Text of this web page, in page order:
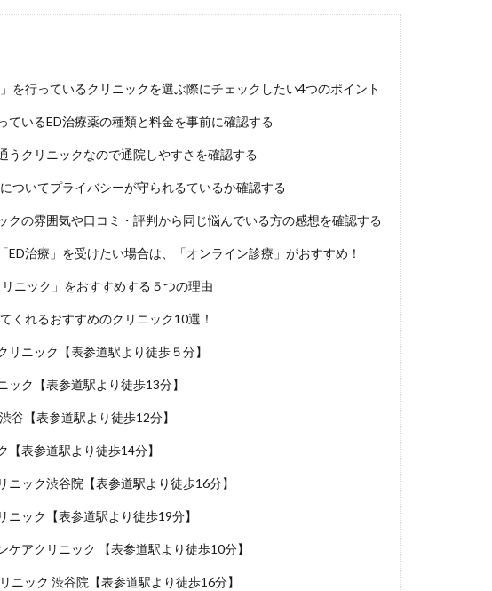
を行っているクリニックを選ぶ際にチェックしたい4つのポイント
ているED治療薬の種類と料金を事前に確認する
うクリニックなので通院しやすさを確認する
ついてプライバシーが守られるているか確認する
クの雰囲気や口コミ・評判から同じ悩んでいる方の感想を確認する
ED治療」を受けたい場合は、「オンライン診療」がおすすめ！
ニック」をおすすめする５つの理由
くれるおすすめのクリニック10選！
リニック【表参道駅より徒歩５分】
ック【表参道駅より徒歩13分】
谷【表参道駅より徒歩12分】
【表参道駅より徒歩14分】
ニック渋谷院【表参道駅より徒歩16分】
ニック【表参道駅より徒歩19分】
ケアクリニック 【表参道駅より徒歩10分】
ニック 渋谷院【表参道駅より徒歩16分】